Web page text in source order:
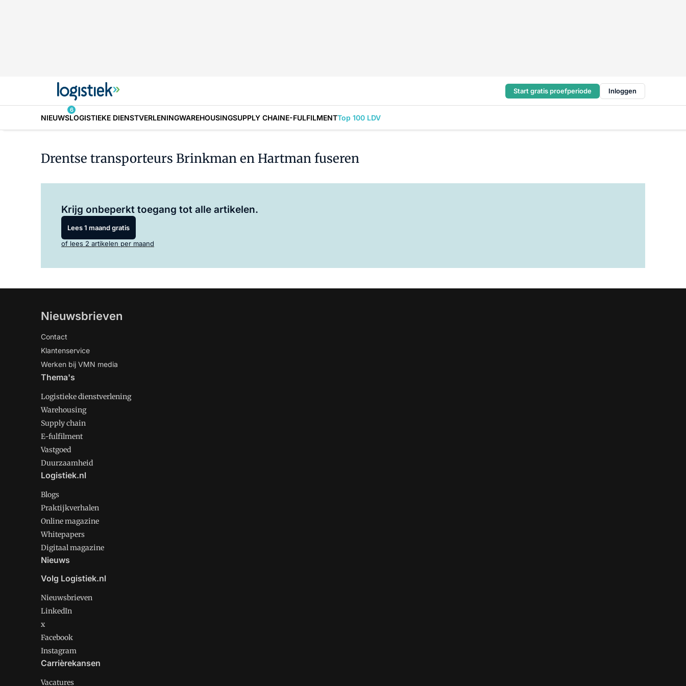
Start gratis proefperiode Inloggen
NIEUWS
6
LOGISTIEKE DIENSTVERLENINGWAREHOUSINGSUPPLY CHAINE-FULFILMENTTop 100 LDV
Drentse transporteurs Brinkman en Hartman fuseren
Krijg onbeperkt toegang tot alle artikelen.
Lees 1 maand gratis
of lees 2 artikelen per maand
Nieuwsbrieven
Contact
Klantenservice
Werken bij VMN media
Thema's
Logistieke dienstverlening
Warehousing
Supply chain
E-fulfilment
Vastgoed
Duurzaamheid
Logistiek.nl
Blogs
Praktijkverhalen
Online magazine
Whitepapers
Digitaal magazine
Nieuws
Volg Logistiek.nl
Nieuwsbrieven
LinkedIn
x
Facebook
Instagram
Carrièrekansen
Vacatures